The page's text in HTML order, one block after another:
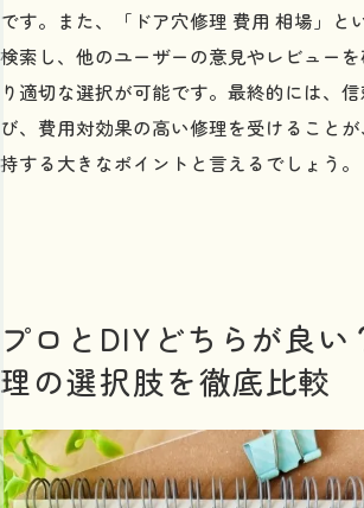
です。また、「ドア穴修理 費用 相場」と
検索し、他のユーザーの意見やレビュー
り適切な選択が可能です。最終的には、
び、費用対効果の高い修理を受けること
持する大きなポイントと言えるでしょう。
プロとDIYどちらが良い
理の選択肢を徹底比較